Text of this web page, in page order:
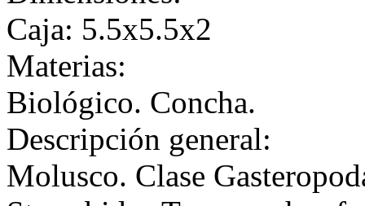
Caja: 5.5x5.5x2
Materias:
Biológico. Concha.
Descripción general:
Molusco. Clase